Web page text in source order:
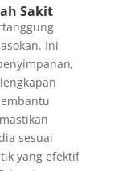
Sakit
Ini
sesuai
yang efektif